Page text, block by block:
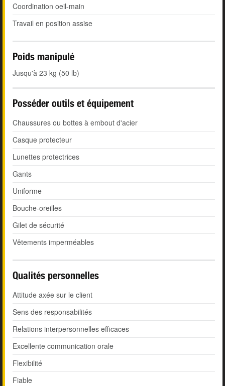
Coordination oeil-main
Travail en position assise
Poids manipulé
Jusqu'à 23 kg (50 lb)
Posséder outils et équipement
Chaussures ou bottes à embout d'acier
Casque protecteur
Lunettes protectrices
Gants
Uniforme
Bouche-oreilles
Gilet de sécurité
Vêtements imperméables
Qualités personnelles
Attitude axée sur le client
Sens des responsabilités
Relations interpersonnelles efficaces
Excellente communication orale
Flexibilité
Fiable